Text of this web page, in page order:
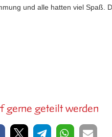
und alle hatten viel Spaß.
gerne geteilt werden